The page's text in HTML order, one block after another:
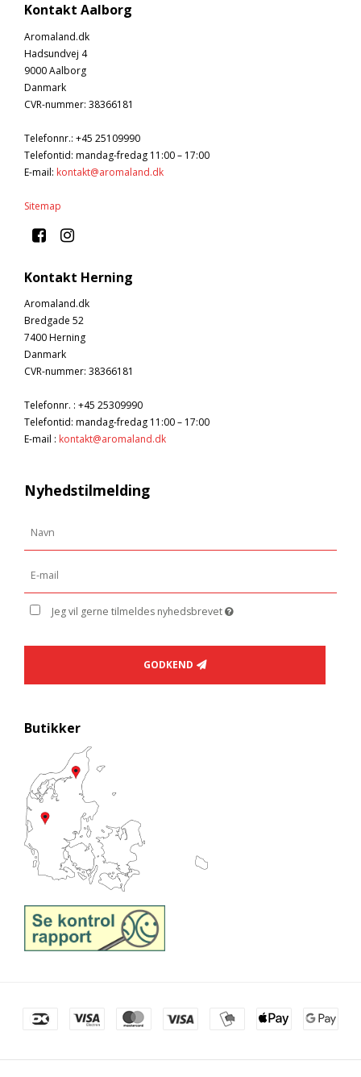
Kontakt Aalborg
Aromaland.dk
Hadsundvej 4
9000 Aalborg
Danmark
CVR-nummer: 38366181
Telefonnr.: +45 25109990
Telefontid: mandag-fredag 11:00 – 17:00
E-mail: kontakt@aromaland.dk
Sitemap
Kontakt Herning
Aromaland.dk
Bredgade 52
7400 Herning
Danmark
CVR-nummer: 38366181
Telefonnr. : +45 25309990
Telefontid: mandag-fredag 11:00 – 17:00
E-mail : kontakt@aromaland.dk
Nyhedstilmelding
Jeg vil gerne tilmeldes nyhedsbrevet
GODKEND
Butikker